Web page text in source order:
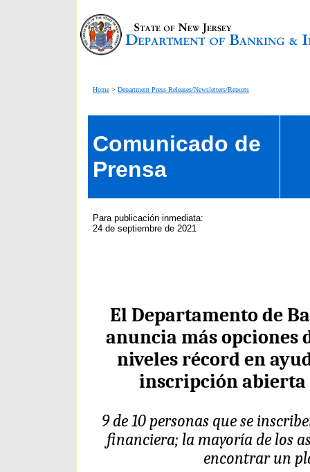
Home > Department Press Releases/Newsletters/Reports
Comunicado de
Prensa
Para publicación inmediata:
24 de septiembre de 2021
El Departamento de
anuncia más opciones
niveles récord en
inscripción abierta
9 de 10 personas que se
financiera; la mayoría de los
encontrar un